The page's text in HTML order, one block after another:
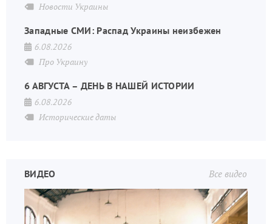
Новости Украины
Западные СМИ: Распад Украины неизбежен
6.08.2026
Про Украину
6 АВГУСТА – ДЕНЬ В НАШЕЙ ИСТОРИИ
6.08.2026
Исторические даты
Все видео
ВИДЕО